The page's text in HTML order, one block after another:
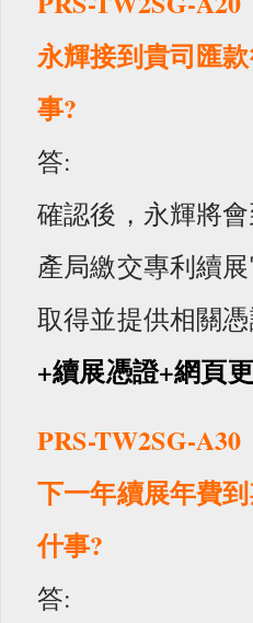
永輝接到貴司匯
事?
答:
確認後，永輝將
產局繳交專利續展
取得並提供相關
+續展憑證+網頁
PRS-TW2SG-A30
下一年續展年費
什事?
答: